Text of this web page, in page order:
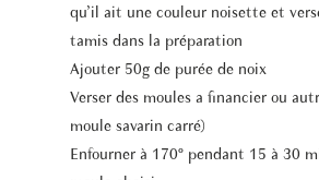
qu’il ait une couleur noisette et
tamis dans la préparation
Ajouter 50g de purée de noix
Verser des moules a financier ou
moule savarin carré)
Enfourner à 170° pendant 15 à 30